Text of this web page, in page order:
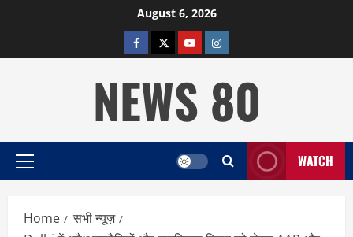
August 6, 2026
facebooktwitterYOUTUBE
instagram
NEWS 80
Primary
WATCH
Home
सभी न्यूज़